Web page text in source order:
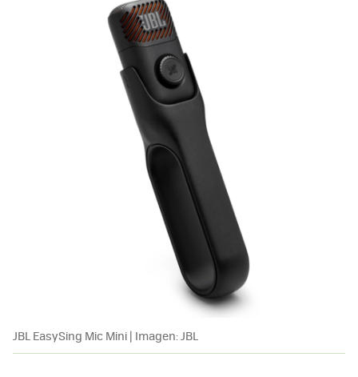
JBL EasySing Mic Mini | Imagen: JBL